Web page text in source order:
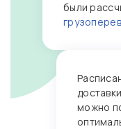
были
можно